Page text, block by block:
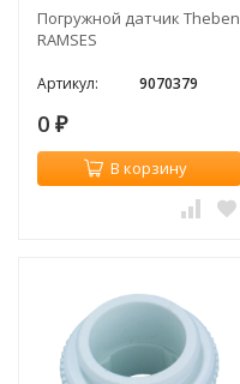
Погружной датчик Theben
RAMSES
Артикул: 9070379
0 ₽
В корзину